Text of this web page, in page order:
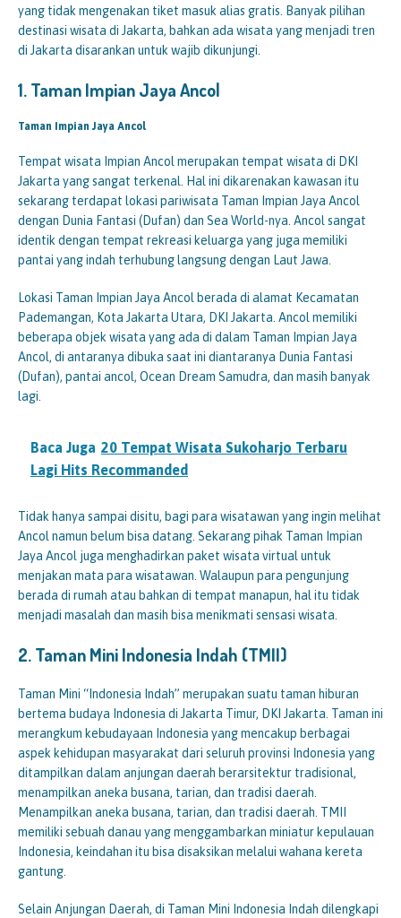
yang tidak mengenakan tiket masuk alias gratis. Banyak pilihan
destinasi wisata di Jakarta, bahkan ada wisata yang menjadi tren
di Jakarta disarankan untuk wajib dikunjungi.
1.Taman Impian JayaAncol
Taman Impian Jaya Ancol
Tempat wisata Impian Ancol merupakan tempat wisata di DKI
Jakarta yang sangat terkenal. Hal ini dikarenakan kawasan itu
sekarang terdapat lokasi pariwisata Taman Impian Jaya Ancol
dengan Dunia Fantasi (Dufan) dan Sea World-nya. Ancol sangat
identik dengan tempat rekreasi keluarga yang juga memiliki
pantai yang indah terhubung langsung dengan Laut Jawa.
Lokasi Taman Impian Jaya Ancol berada di alamat Kecamatan
Pademangan, Kota Jakarta Utara, DKI Jakarta. Ancol memiliki
beberapa objek wisata yang ada di dalam Taman Impian Jaya
Ancol, di antaranya dibuka saat ini diantaranya Dunia Fantasi
(Dufan), pantai ancol, Ocean Dream Samudra, dan masih banyak
lagi.
Baca Juga 20 Tempat Wisata Sukoharjo Terbaru
Lagi Hits Recommanded
Tidak hanya sampai disitu, bagi para wisatawan yang ingin melihat
Ancol namun belum bisa datang. Sekarang pihak Taman Impian
Jaya Ancol juga menghadirkan paket wisata virtual untuk
menjakan mata para wisatawan. Walaupun para pengunjung
berada di rumah atau bahkan di tempat manapun, hal itu tidak
menjadi masalah dan masih bisa menikmati sensasi wisata.
2.Taman Mini Indonesia Indah (TMII)
Taman Mini “Indonesia Indah” merupakan suatu taman hiburan
bertema budaya Indonesia di Jakarta Timur, DKI Jakarta. Taman ini
merangkum kebudayaan Indonesia yang mencakup berbagai
aspek kehidupan masyarakat dari seluruh provinsi Indonesia yang
ditampilkan dalam anjungan daerah berarsitektur tradisional,
menampilkan aneka busana, tarian, dan tradisi daerah.
Menampilkan aneka busana, tarian, dan tradisi daerah. TMII
memiliki sebuah danau yang menggambarkan miniatur kepulauan
Indonesia, keindahan itu bisa disaksikan melalui wahana kereta
gantung.
Selain Anjungan Daerah, di Taman Mini Indonesia Indah dilengkapi